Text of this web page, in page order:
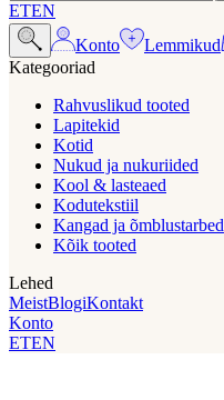
ETEN
Konto
Lemmikud
Kategooriad
Rahvuslikud tooted
Lapitekid
Kotid
Nukud ja nukuriided
Kool & lasteaed
Kodutekstiil
Kangad ja õmblustarbed
Kõik tooted
Lehed
MeistBlogiKontakt
Konto
ETEN